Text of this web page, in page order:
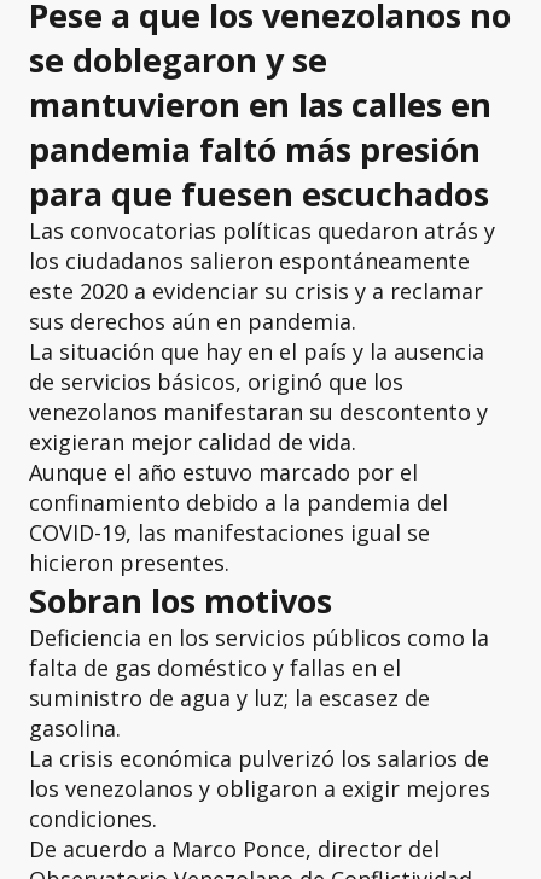
Pese a que los venezolanos no
se doblegaron y se
mantuvieron en las calles en
pandemia faltó más presión
para que fuesen escuchados
Las convocatorias políticas quedaron atrás y
los ciudadanos salieron espontáneamente
este 2020 a evidenciar su crisis y a reclamar
sus derechos aún en pandemia.
La situación que hay en el país y la ausencia
de servicios básicos, originó que los
venezolanos manifestaran su descontento y
exigieran mejor calidad de vida.
Aunque el año estuvo marcado por el
confinamiento debido a la pandemia del
COVID-19, las manifestaciones igual se
hicieron presentes.
Sobran los motivos
Deficiencia en los servicios públicos como la
falta de gas doméstico y fallas en el
suministro de agua y luz; la escasez de
gasolina.
La crisis económica pulverizó los salarios de
los venezolanos y obligaron a exigir mejores
condiciones.
De acuerdo a Marco Ponce, director del